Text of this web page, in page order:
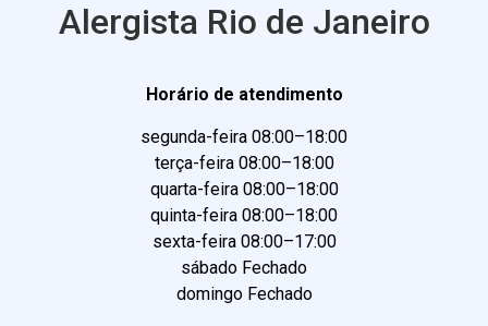
Alergista Rio de Janeiro
Horário de atendimento
segunda-feira 08:00–18:00
terça-feira 08:00–18:00
quarta-feira 08:00–18:00
quinta-feira 08:00–18:00
sexta-feira 08:00–17:00
sábado Fechado
domingo Fechado